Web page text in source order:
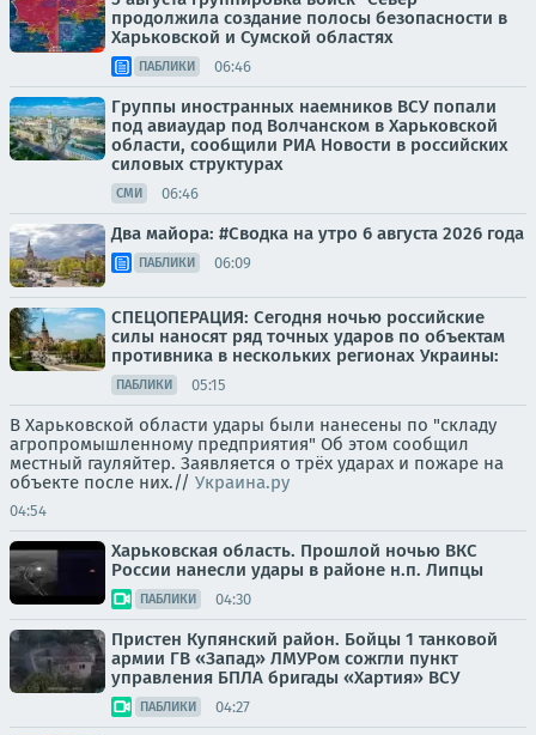
продолжила создание полосы безопасности в
Харьковской и Сумской областях
ПАБЛИКИ 06:46
Группы иностранных наемников ВСУ попали
под авиаудар под Волчанском в Харьковской
области, сообщили РИА Новости в российских
силовых структурах
СМИ 06:46
Два майора: #Сводка на утро 6 августа 2026 года
ПАБЛИКИ 06:09
СПЕЦОПЕРАЦИЯ: Сегодня ночью российские
силы наносят ряд точных ударов по объектам
противника в нескольких регионах Украины:
ПАБЛИКИ 05:15
В Харьковской области удары были нанесены по "складу
агропромышленному предприятия" Об этом сообщил
местный гауляйтер. Заявляется о трёх ударах и пожаре на
объекте после них.// Украина.ру
04:54
Харьковская область. Прошлой ночью ВКС
России нанесли удары в районе н.п. Липцы
ПАБЛИКИ 04:30
Пристен Купянский район. Бойцы 1 танковой
армии ГВ «Запад» ЛМУРом сожгли пункт
управления БПЛА бригады «Хартия» ВСУ
ПАБЛИКИ 04:27